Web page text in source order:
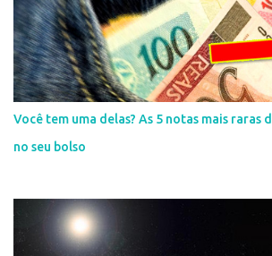
Você tem uma delas? As 5 notas mais raras
no seu bolso